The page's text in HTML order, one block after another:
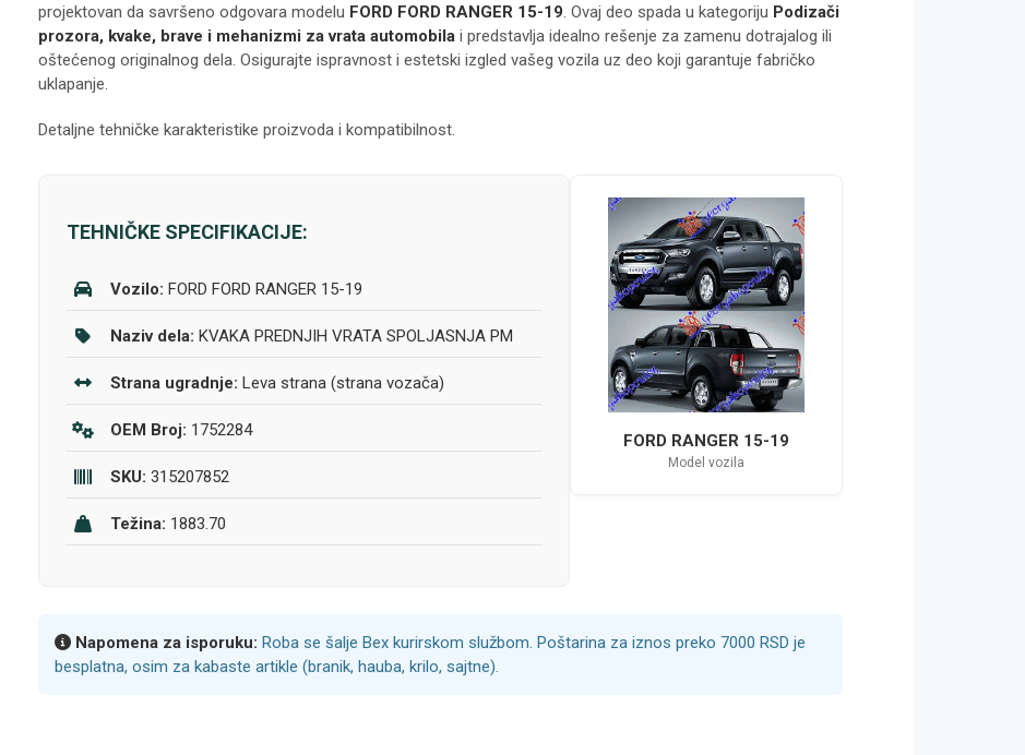
projektovan da savršeno odgovara modelu FORD FORD RANGER 15-19. Ovaj deo spada u kategoriju Podizači
prozora, kvake, brave i mehanizmi za vrata automobilai predstavlja idealno rešenje za zamenu dotrajalog ili
oštećenog originalnog dela. Osigurajte ispravnost i estetski izgled vašeg vozila uz deo koji garantuje fabričko
uklapanje.
Detaljne tehničke karakteristike proizvoda i kompatibilnost.
TEHNIČKE SPECIFIKACIJE:
Vozilo: FORD FORD RANGER 15-19
Naziv dela: KVAKA PREDNJIH VRATA SPOLJASNJA PM
Strana ugradnje: Leva strana (strana vozača)
OEM Broj: 1752284
SKU: 315207852
Težina: 1883.70
FORD RANGER 15-19
Model vozila
Napomena za isporuku: Roba se šalje Bex kurirskom službom. Poštarina za iznos preko 7000 RSD je
besplatna, osim za kabaste artikle (branik, hauba, krilo, sajtne).